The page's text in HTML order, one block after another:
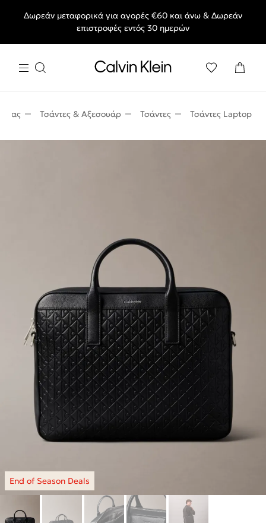
End of Season Deals: Αγαπημένα styles, στις τιμές που θες.
Δωρεάν μεταφορικά για αγορές €60 και άνω & Δωρεάν
επιστροφές εντός 30 ημερών
Τσάντες & Αξεσουάρ Τσάντες Τσάντες Laptop